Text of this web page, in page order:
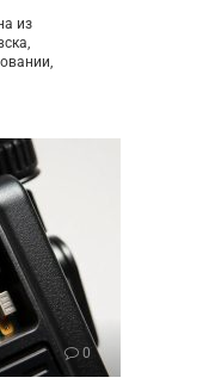
из
0